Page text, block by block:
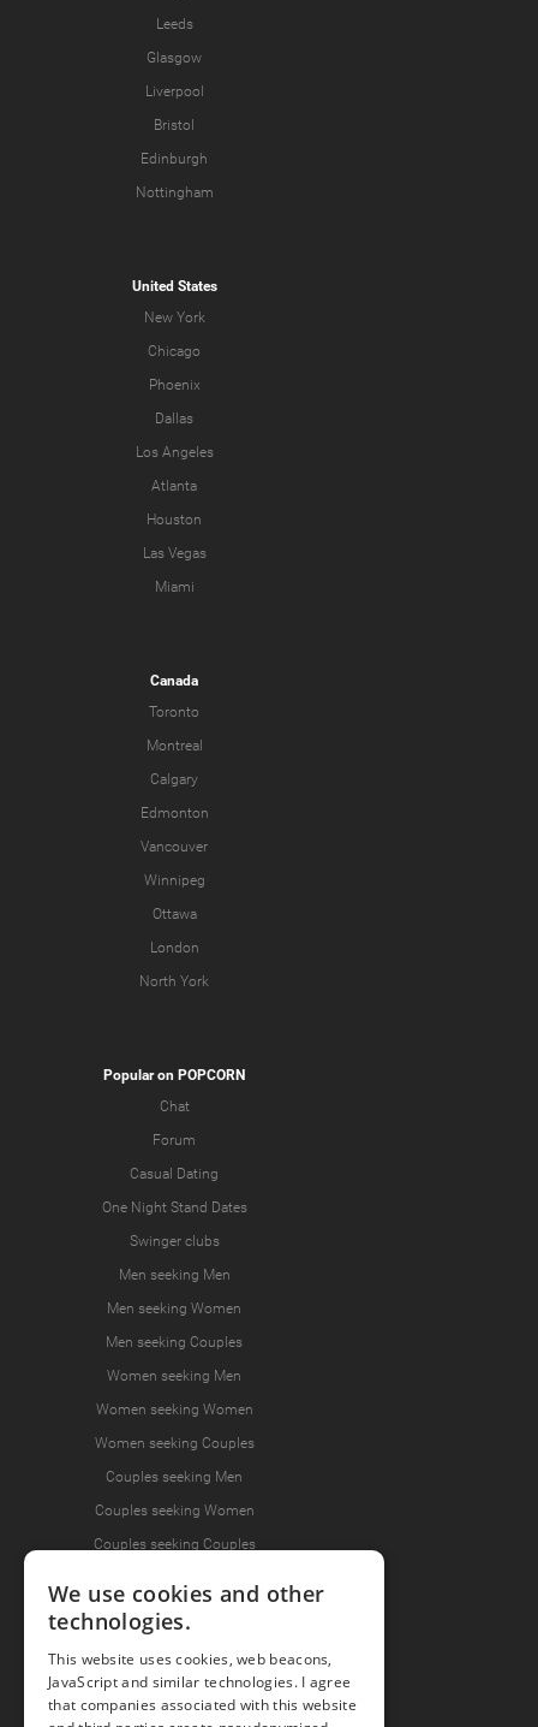
Leeds
Glasgow
Liverpool
Bristol
Edinburgh
Nottingham
United States
New York
Chicago
Phoenix
Dallas
Los Angeles
Atlanta
Houston
Las Vegas
Miami
Canada
Toronto
Montreal
Calgary
Edmonton
Vancouver
Winnipeg
Ottawa
London
North York
Popular on POPCORN
Chat
Forum
Casual Dating
One Night Stand Dates
Swinger clubs
Men seeking Men
Men seeking Women
Men seeking Couples
Women seeking Men
Women seeking Women
Women seeking Couples
Couples seeking Men
Couples seeking Women
Couples seeking Couples
Join the Fun
Press Area
Invite Friends
We use cookies and other
technologies.
This website uses cookies, web beacons,
JavaScript and similar technologies. I agree
that companies associated with this website